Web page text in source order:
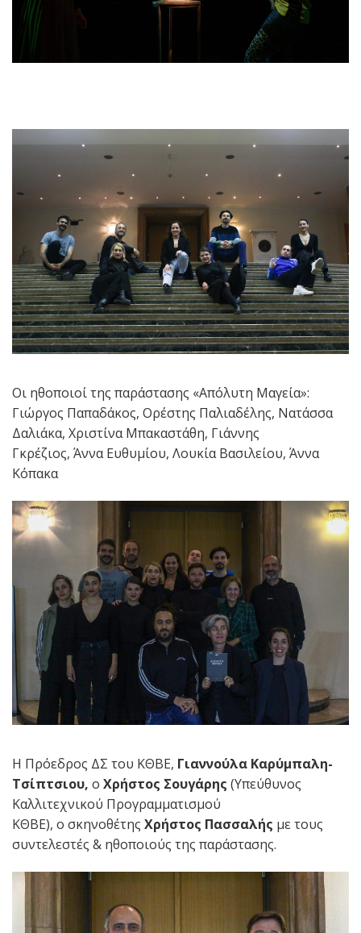
Οι ηθοποιοί της παράστασης «Απόλυτη Μαγεία»:
Γιώργος Παπαδάκος, Ορέστης Παλιαδέλης, Νατάσσα
Δαλιάκα, Χριστίνα Μπακαστάθη, Γιάννης
Γκρέζιος, Άννα Ευθυμίου, Λουκία Βασιλείου, Άννα
Κόπακα
Η Πρόεδρος ΔΣ του ΚΘΒΕ, Γιαννούλα Καρύμπαλη-
Τσίπτσιου, ο Χρήστος Σουγάρης (Υπεύθυνος
Καλλιτεχνικού Προγραμματισμού
ΚΘΒΕ), ο σκηνοθέτης Χρήστος Πασσαλής με τους
συντελεστές & ηθοποιούς της παράστασης.